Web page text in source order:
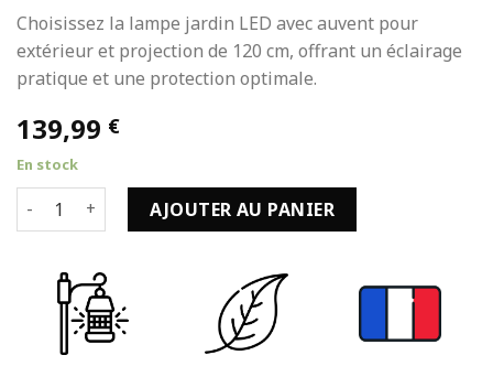
Choisissez la lampe jardin LED avec auvent pour
extérieur et projection de 120 cm, offrant un éclairage
pratique et une protection optimale.
139,99 €
En stock
quantité de Auvent Manuel et Rétractable avec LED de
AJOUTER AU PANIER